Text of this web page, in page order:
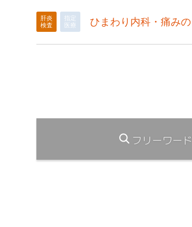
肝炎
検査
指定
医療
ひまわり内科・痛み
フリーワー